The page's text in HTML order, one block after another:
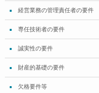
経営業務の管理責任者の要件
専任技術者の要件
誠実性の要件
財産的基礎の要件
欠格要件等